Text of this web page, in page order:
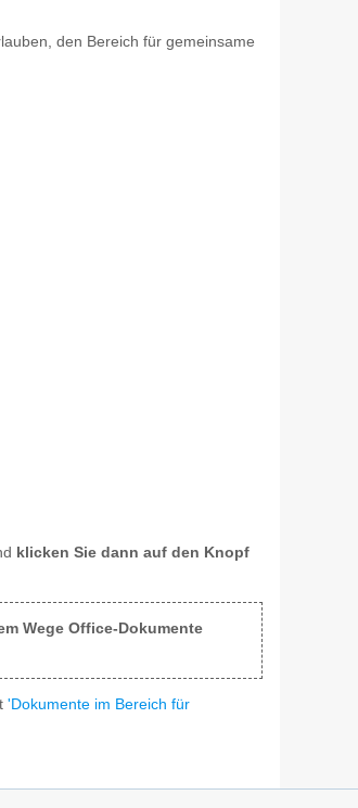
den Bereich für gemeinsame
klicken Sie dann auf den Knopf
Wege Office-Dokumente
'Dokumente im Bereich für